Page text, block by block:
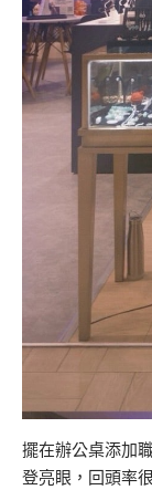
擺在辦公桌添加
登亮眼，回頭率